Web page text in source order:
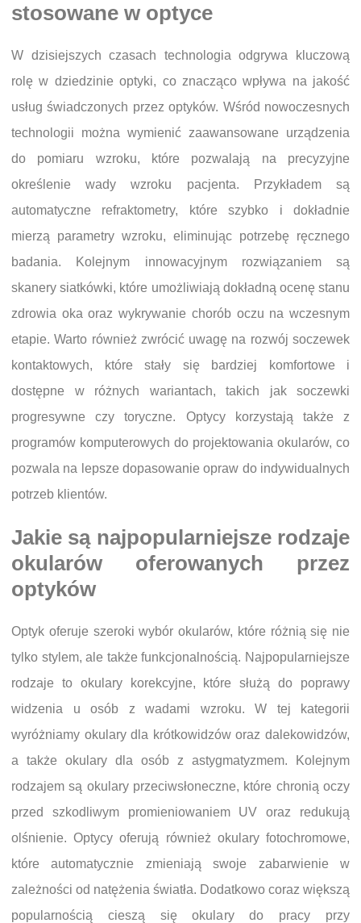
stosowane w optyce
W dzisiejszych czasach technologia odgrywa kluczową
rolę w dziedzinie optyki, co znacząco wpływa na jakość
usług świadczonych przez optyków. Wśród nowoczesnych
technologii można wymienić zaawansowane urządzenia
do pomiaru wzroku, które pozwalają na precyzyjne
określenie wady wzroku pacjenta. Przykładem są
automatyczne refraktometry, które szybko i dokładnie
mierzą parametry wzroku, eliminując potrzebę ręcznego
badania. Kolejnym innowacyjnym rozwiązaniem są
skanery siatkówki, które umożliwiają dokładną ocenę stanu
zdrowia oka oraz wykrywanie chorób oczu na wczesnym
etapie. Warto również zwrócić uwagę na rozwój soczewek
kontaktowych, które stały się bardziej komfortowe i
dostępne w różnych wariantach, takich jak soczewki
progresywne czy toryczne. Optycy korzystają także z
programów komputerowych do projektowania okularów, co
pozwala na lepsze dopasowanie opraw do indywidualnych
potrzeb klientów.
Jakie są najpopularniejsze rodzaje
okularów oferowanych przez
optyków
Optyk oferuje szeroki wybór okularów, które różnią się nie
tylko stylem, ale także funkcjonalnością. Najpopularniejsze
rodzaje to okulary korekcyjne, które służą do poprawy
widzenia u osób z wadami wzroku. W tej kategorii
wyróżniamy okulary dla krótkowidzów oraz dalekowidzów,
a także okulary dla osób z astygmatyzmem. Kolejnym
rodzajem są okulary przeciwsłoneczne, które chronią oczy
przed szkodliwym promieniowaniem UV oraz redukują
olśnienie. Optycy oferują również okulary fotochromowe,
które automatycznie zmieniają swoje zabarwienie w
zależności od natężenia światła. Dodatkowo coraz większą
popularnością cieszą się okulary do pracy przy